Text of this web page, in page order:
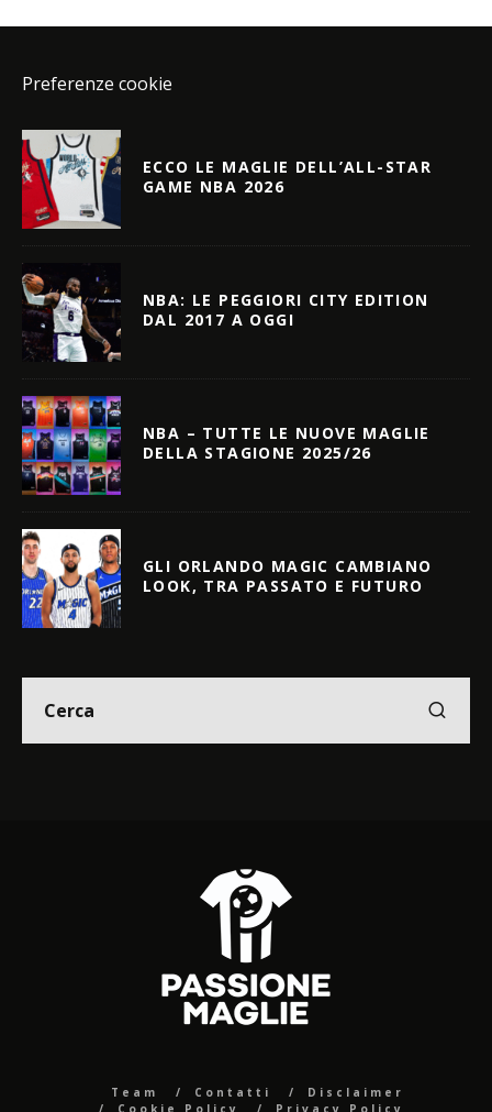
Preferenze cookie
ECCO LE MAGLIE DELL’ALL-STAR
GAME NBA 2026
NBA: LE PEGGIORI CITY EDITION
DAL 2017 A OGGI
NBA – TUTTE LE NUOVE MAGLIE
DELLA STAGIONE 2025/26
GLI ORLANDO MAGIC CAMBIANO
LOOK, TRA PASSATO E FUTURO
Team Contatti
Disclaimer
Cookie Policy
Privacy Policy